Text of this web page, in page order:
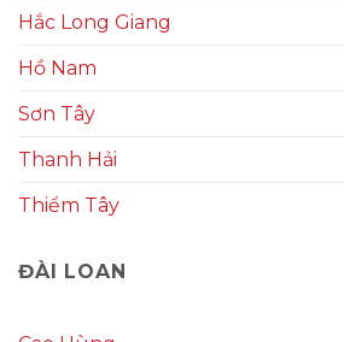
Hắc Long Giang
Hồ Nam
Sơn Tây
Thanh Hải
Thiểm Tây
ĐÀI LOAN